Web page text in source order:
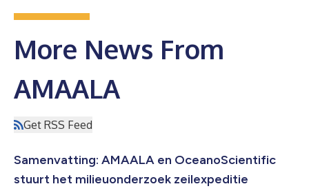
More News From
AMAALA
Get RSS Feed
Samenvatting: AMAALA en OceanoScientific
stuurt het milieuonderzoek zeilexpeditie